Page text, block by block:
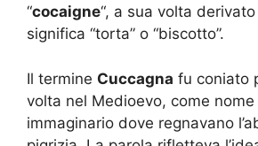
“cocaigne“, a sua volta derivato
significa “torta” o “biscotto”.
Il termine Cuccagna fu coniato
volta nel Medioevo, come
immaginario dove regnavano